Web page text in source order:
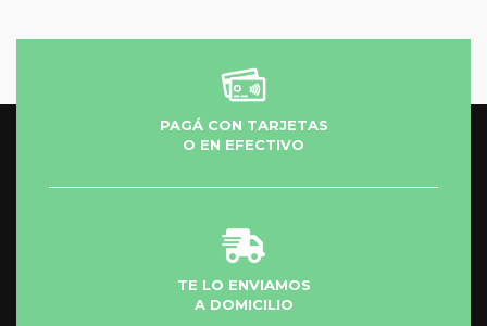
PAGÁ CON TARJETAS
O EN EFECTIVO
TE LO ENVIAMOS
A DOMICILIO